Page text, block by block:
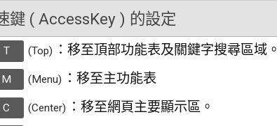
鍵 ( AccessKey ) 的設定
T (Top) ：移至頂部功能表及關鍵字搜尋區域。
M (Menu) ：移至主功能表
C (Center) ：移至網頁主要顯示區。